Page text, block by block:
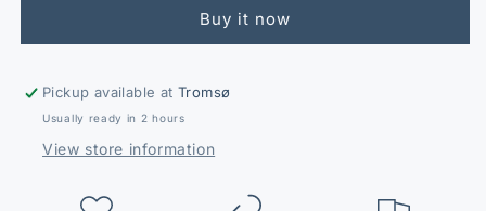
Buy it now
Pickup available atTromsø
Usually ready in 2 hours
View store information